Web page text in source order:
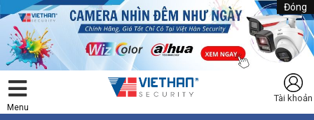
Đóng
Menu
Tài khoản